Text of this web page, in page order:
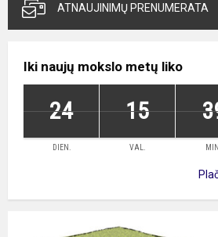
ATNAUJINIMŲ PRENUMERATA
Iki naujų mokslo metų liko
24 15
DIEN. VAL. MIN.